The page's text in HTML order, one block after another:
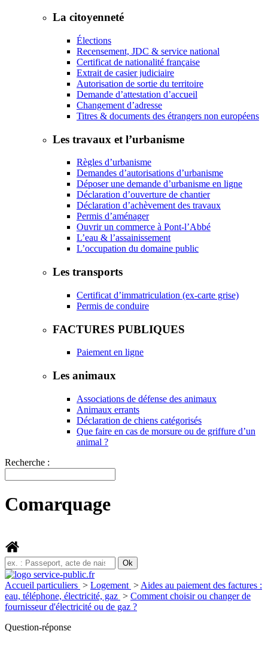
La citoyenneté
Élections
Recensement, JDC & service national
Certificat de nationalité française
Extrait de casier judiciaire
Autorisation de sortie du territoire
Demande d’attestation d’accueil
Changement d’adresse
Titres & documents des étrangers non européens
Les travaux et l’urbanisme
Règles d’urbanisme
Demandes d’autorisations d’urbanisme
Déposer une demande d’urbanisme en ligne
Déclaration d’ouverture de chantier
Déclaration d’achèvement des travaux
Permis d’aménager
Ouvrir un commerce à Pont-l’Abbé
L’eau & l’assainissement
L’occupation du domaine public
Les transports
Certificat d’immatriculation (ex-carte grise)
Permis de conduire
FACTURES PUBLIQUES
Paiement en ligne
Les animaux
Associations de défense des animaux
Animaux errants
Déclaration de chiens catégorisés
Que faire en cas de morsure ou de griffure d’un
animal ?
Recherche :
Comarquage
Accueil particuliers > Logement > Aides au paiement des factures :
eau, téléphone, électricité, gaz > Comment choisir ou changer de
fournisseur d'électricité ou de gaz ?
Question-réponse